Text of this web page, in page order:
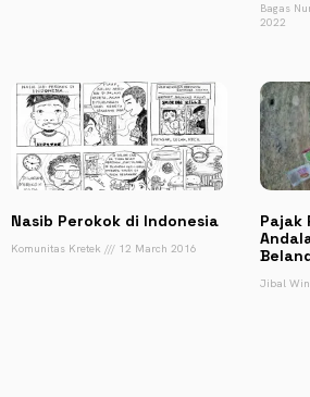
Bagas
2022
Nasib Perokok di Indonesia
Komunitas Kretek 12 March 2016
Pajak
Jibal